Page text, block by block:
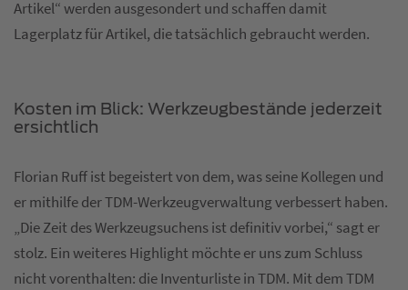
Artikel“ werden ausgesondert und schaffen damit
Lagerplatz für Artikel, die tatsächlich gebraucht werden.
Kosten im Blick: Werkzeugbestände jederzeit
ersichtlich
Florian Ruff ist begeistert von dem, was seine Kollegen und
er mithilfe der TDM-Werkzeugverwaltung verbessert haben.
„Die Zeit des Werkzeugsuchens ist definitiv vorbei,“ sagt er
stolz. Ein weiteres Highlight möchte er uns zum Schluss
nicht vorenthalten: die Inventurliste in TDM. Mit dem TDM